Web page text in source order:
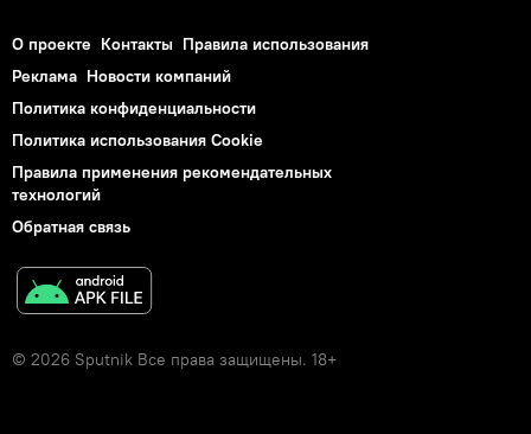
О проекте Контакты Правила использования
Реклама Новости компаний
Политика конфиденциальности
Политика использования Cookie
Правила применения рекомендательных
технологий
Обратная связь
© 2026 Sputnik Все права защищены. 18+